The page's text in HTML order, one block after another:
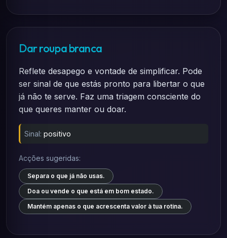
Dar roupa branca
Reflete desapego e vontade de simplificar. Pode
ser sinal de que estás pronto para libertar o que
já não te serve. Faz uma triagem consciente do
que queres manter ou doar.
Sinal: positivo
Acções sugeridas:
Separa o que já não usas.
Doa ou vende o que está em bom estado.
Mantém apenas o que acrescenta valor à tua rotina.